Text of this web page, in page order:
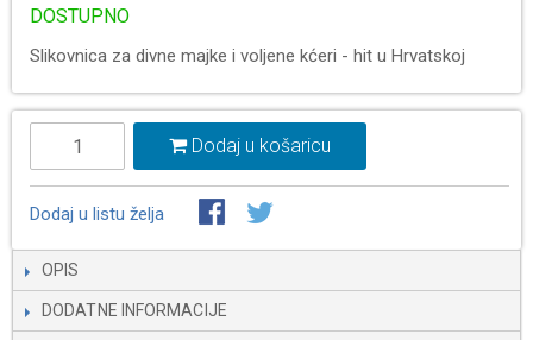
DOSTUPNO
Slikovnica za divne majke i voljene kćeri - hit u Hrvatskoj
Dodaj u košaricu
Dodaj u listu želja
OPIS
DODATNE INFORMACIJE